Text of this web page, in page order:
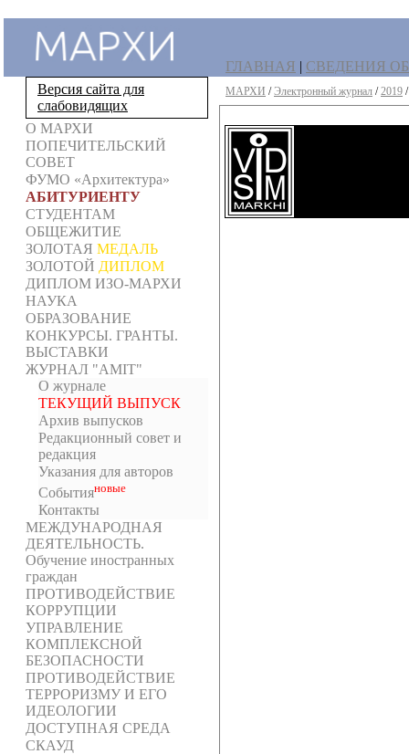
Версия сайта для
слабовидящих
О МАРХИ
ПОПЕЧИТЕЛЬСКИЙ
СОВЕТ
ФУМО «Архитектура»
АБИТУРИЕНТУ
СТУДЕНТАМ
ОБЩЕЖИТИЕ
ЗОЛОТАЯ МЕДАЛЬ
ЗОЛОТОЙ ДИПЛОМ
ДИПЛОМ ИЗО-МАРХИ
НАУКА
ОБРАЗОВАНИЕ
КОНКУРСЫ. ГРАНТЫ.
ВЫСТАВКИ
ЖУРНАЛ "AMIT"
О журнале
ТЕКУЩИЙ ВЫПУСК
Архив выпусков
Редакционный совет и
редакция
Указания для авторов
Событияновыe
Контакты
МЕЖДУНАРОДНАЯ
ДЕЯТЕЛЬНОСТЬ.
Обучение иностранных
граждан
ПРОТИВОДЕЙСТВИЕ
КОРРУПЦИИ
УПРАВЛЕНИЕ
КОМПЛЕКСНОЙ
БЕЗОПАСНОСТИ
ПРОТИВОДЕЙСТВИЕ
ТЕРРОРИЗМУ И ЕГО
ИДЕОЛОГИИ
ДОСТУПНАЯ СРЕДА
СКАУД
ГЛАВНАЯ | СВЕДЕНИЯ
МАРХИ /Электронный журнал /2019